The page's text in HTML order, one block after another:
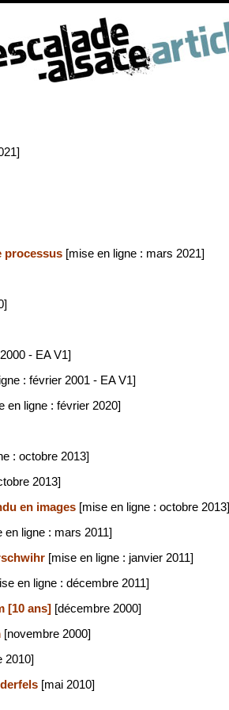
processus [mise en ligne : mars 2021]
- EA V1]
: février 2001 - EA V1]
en ligne : février 2020]
: octobre 2013]
2013]
en images [mise en ligne : octobre 2013]
en ligne : mars 2011]
[mise en ligne : janvier 2011]
en ligne : décembre 2011]
[10 ans] [décembre 2000]
[novembre 2000]
2010]
[mai 2010]